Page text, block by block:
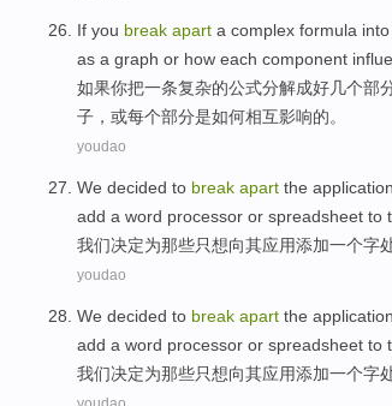
If you break apart a complex formula into
as a graph or how each component
如果你把一条复杂的公式分解成好几个部
子 ， 或每个部分是如何相互影响的。
youdao
We decided to break apart the
add a word processor or spreadsheet to
我们决定为那些只想向其应用添加一个字
youdao
We decided to break apart the
add a word processor or spreadsheet to
我们决定为那些只想向其应用添加一个字